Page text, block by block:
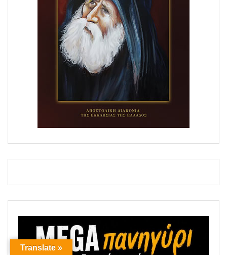
Translate »